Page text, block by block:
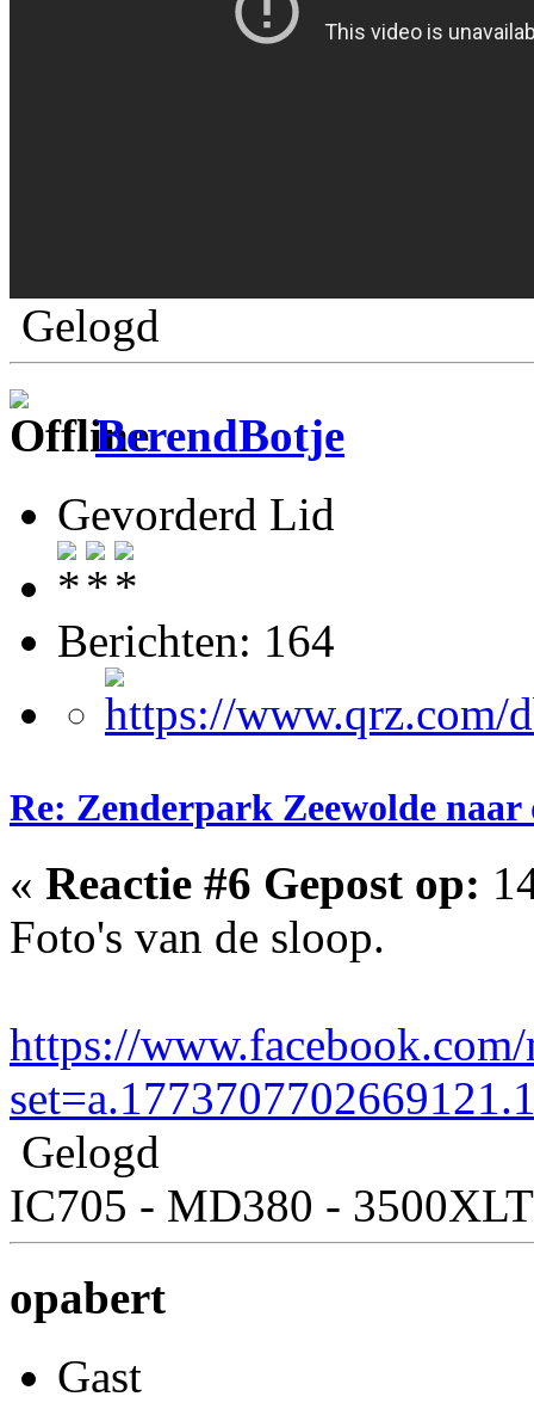
Gelogd
BerendBotje
Gevorderd Lid
Berichten: 164
Re: Zenderpark Zeewolde naar
« Reactie #6 Gepost op:
Foto's van de sloop.
https://www.facebook.com/
Gelogd
IC705 - MD380 - 3500XLT
opabert
Gast